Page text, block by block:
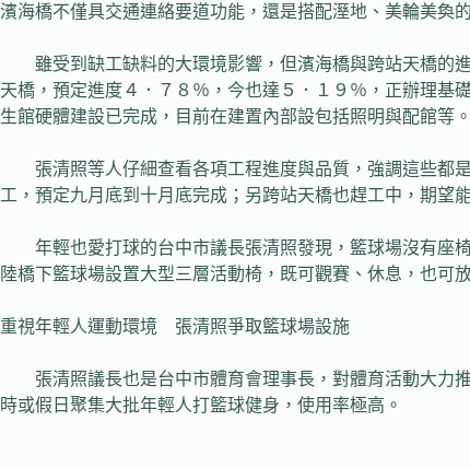
濱海橋不僅具交通連絡要道功能，還是搭配溼地、美輪美奐
雖受到缺工缺料的大環境影響，但濱海橋與跨站天橋的進
天橋，預定進度４．７８％，今也達５．１９％，正辦理基
生館硬體建設已完成，目前在建置內部設包括照明與配館等。
張清照等人仔細查看各項工程進度與品質，強調這些都是
工，預定九月底到十月底完成；另跨站天橋也趕工中，期望
年輕也愛打球的台中市議長張清照發現，籃球場沒有座椅
陸橋下籃球場設置大型三層活動椅，既可觀賽、休息，也可
重視年輕人運動環境 張清照爭取籃球場設施
張清照議長也是台中市體育會理事長，對體育活動大力推
時或假日聚集大批年輕人打籃球健身，使用率極高。